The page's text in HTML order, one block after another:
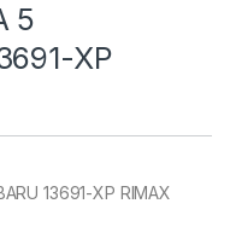
5
XP
13691-XP RIMAX